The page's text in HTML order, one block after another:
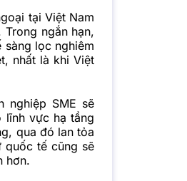
tại Việt Nam
ngắn hạn,
lọc nghiêm
nhất là khi Việt
nghiệp SME sẽ
lĩnh vực hạ tầng
qua đó lan tỏa
quốc tế cũng sẽ
hơn.